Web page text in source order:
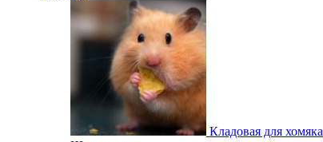
Кладовая для хомяка